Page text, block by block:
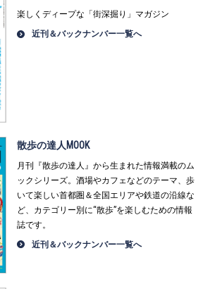
楽しくディープな「街深掘り」マガジン
近刊＆バックナンバー一覧へ
散歩の達人MOOK
月刊『散歩の達人』から生まれた情報満載のム
ックシリーズ。酒場やカフェなどのテーマ、歩
いて楽しい首都圏＆全国エリアや鉄道の沿線な
ど、カテゴリー別に“散歩”を楽しむための情報
誌です。
近刊＆バックナンバー一覧へ